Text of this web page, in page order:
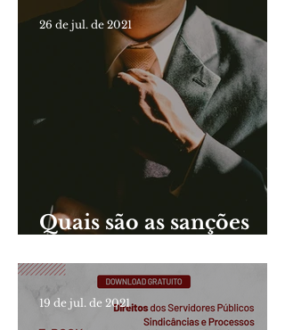
Quais são as sanções
servidores públicos?
26 de jul. de 2021
19 de jul. de 2021